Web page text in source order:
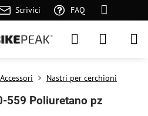
Scrivici FAQ
Accessori Nastri per cerchioni
559 Poliuretano pz